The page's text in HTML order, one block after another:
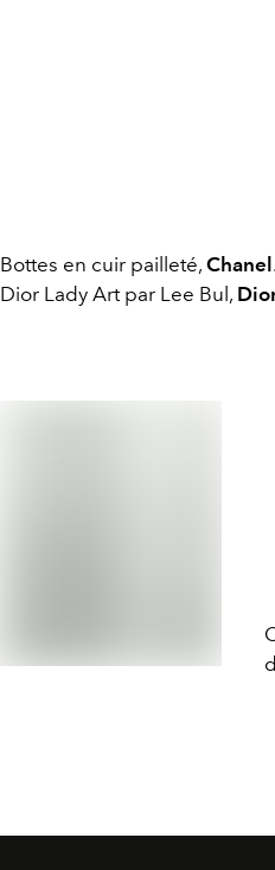
Bottes en cuir pailleté, Chanel
Dior Lady Art par Lee Bul,